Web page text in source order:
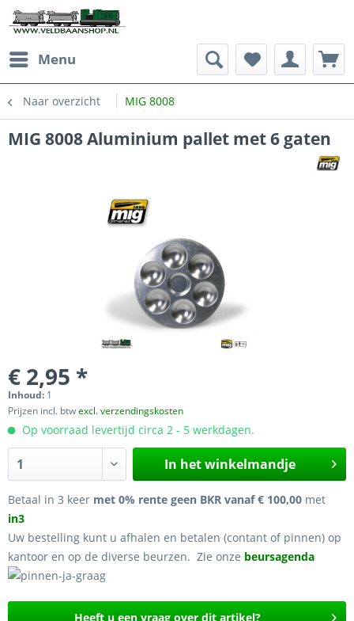
Menu
Naar overzicht MIG 8008
MIG 8008 Aluminium pallet met 6 gaten
€ 2,95 *
Inhoud: 1
Prijzen incl. btwexcl. verzendingskosten
Op voorraad levertijd circa 2 - 5 werkdagen.
In het winkelmandje
Betaal in 3 keer met 0% rente geen BKR vanaf € 100,00 met
in3
Uw bestelling kunt u afhalen en betalen (contant of pinnen) op
kantoor en op de diverse beurzen. Zie onze beursagenda
Heeft u een vraag over dit artikel?